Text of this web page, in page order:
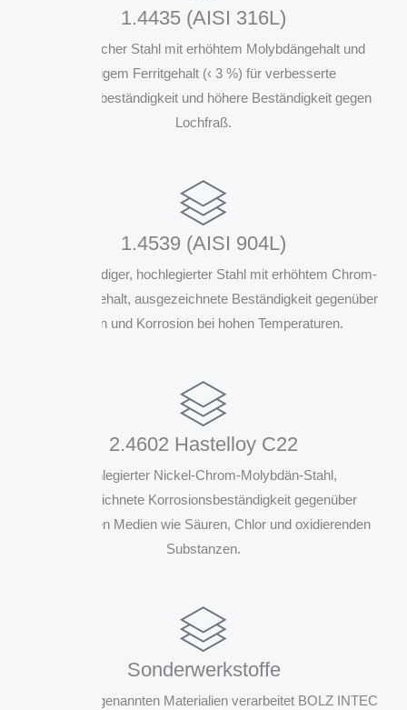
1.4435 (AISI 316L)
Austenitischer Stahl mit erhöhtem Molybdängehalt und
niedrigem Ferritgehalt (‹ 3 %) für verbesserte
Korrosionsbeständigkeit und höhere Beständigkeit gegen
Lochfraß.
1.4539 (AISI 904L)
Hitzebeständiger, hochlegierter Stahl mit erhöhtem Chrom-
und Nickelgehalt, ausgezeichnete Beständigkeit gegenüber
Säuren und Korrosion bei hohen Temperaturen.
2.4602 Hastelloy C22
Hochlegierter Nickel-Chrom-Molybdän-Stahl,
ausgezeichnete Korrosionsbeständigkeit gegenüber
aggressiven Medien wie Säuren, Chlor und oxidierenden
Substanzen.
Sonderwerkstoffe
Neben den genannten Materialien verarbeitet BOLZ INTEC